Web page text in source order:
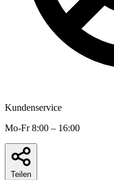
Kundenservice
Mo-Fr 8:00 – 16:00
Teilen